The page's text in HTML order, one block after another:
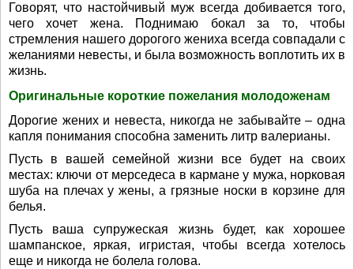
Говорят, что настойчивый муж всегда добивается того,
чего хочет жена. Поднимаю бокал за то, чтобы
стремления нашего дорогого жениха всегда совпадали с
желаниями невесты, и была возможность воплотить их в
жизнь.
Оригинальные короткие пожелания молодоженам
Дорогие жених и невеста, никогда не забывайте – одна
капля понимания способна заменить литр валерианы.
Пусть в вашей семейной жизни все будет на своих
местах: ключи от мерседеса в кармане у мужа, норковая
шуба на плечах у жены, а грязные носки в корзине для
белья.
Пусть ваша супружеская жизнь будет, как хорошее
шампанское, яркая, игристая, чтобы всегда хотелось
еще и никогда не болела голова.